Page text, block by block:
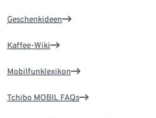
Geschenkideen
Kaffee-Wiki
Mobilfunklexikon
Tchibo MOBIL FAQs